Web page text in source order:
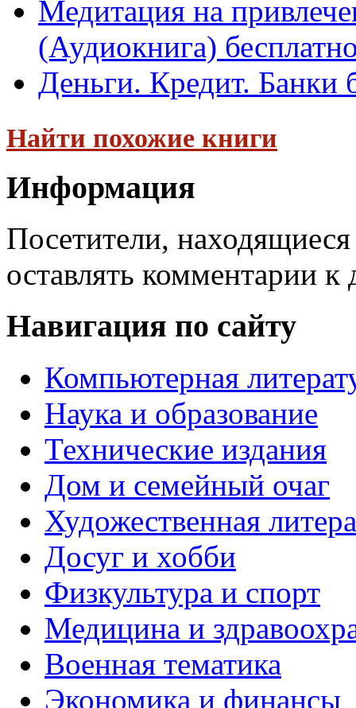
Медитация на
(Аудиокнига)
Деньги. Кредит. Банки
Найти похожие книги
Информация
Посетители,
оставлять комментарии к
Навигация по сайту
Компьютерная
Наука и образование
Технические издания
Дом и семейный очаг
Художественная
Досуг и хобби
Физкультура и спорт
Медицина и
Военная тематика
Экономика и финансы